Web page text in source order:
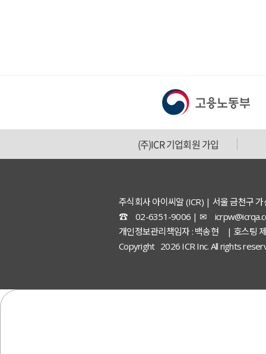
(주)ICR 기업회원 가입
주식회사 아이씨알 (ICR) | 서울 금천구
☎ 02-6351-9006 | ✉
개인정보관리책임자 : 백송현 | 호스팅
Copyright 2026 ICR Inc. All rights